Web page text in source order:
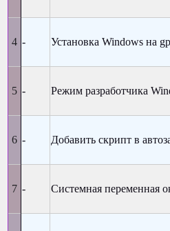
- Установка Windows на
- Режим разработчика
- Добавить скрипт в
- Системная переменная